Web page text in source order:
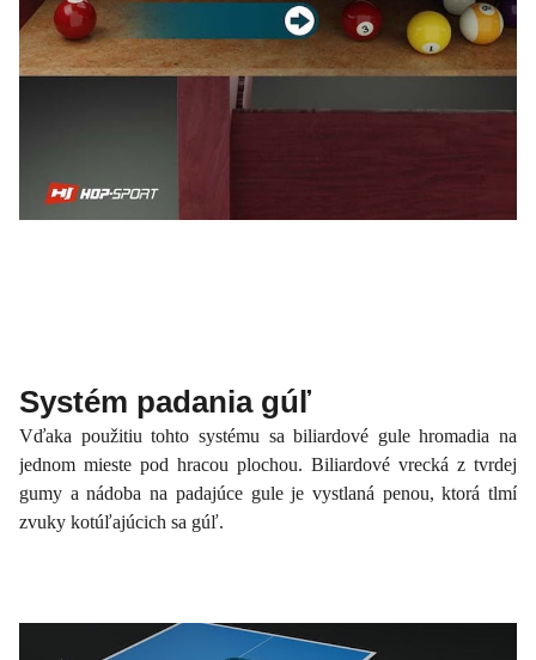
Systém padania gúľ
Vďaka použitiu tohto systému sa biliardové gule hromadia na
jednom mieste pod hracou plochou. Biliardové vrecká z tvrdej
gumy a nádoba na padajúce gule je vystlaná penou, ktorá tlmí
zvuky kotúľajúcich sa gúľ.